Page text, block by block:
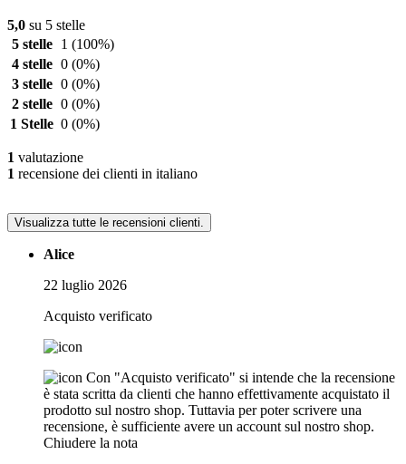
5,0 su 5 stelle
5 stelle
1 (100%)
4 stelle 0 (0%)
3 stelle 0 (0%)
2 stelle 0 (0%)
1 Stelle 0 (0%)
1 valutazione
1 recensione dei clienti in italiano
Visualizza tutte le recensioni clienti.
Alice
22 luglio 2026
Acquisto verificato
Con "Acquisto verificato" si intende che la recensione
è stata scritta da clienti che hanno effettivamente acquistato il
prodotto sul nostro shop. Tuttavia per poter scrivere una
recensione, è sufficiente avere un account sul nostro shop.
Chiudere la nota